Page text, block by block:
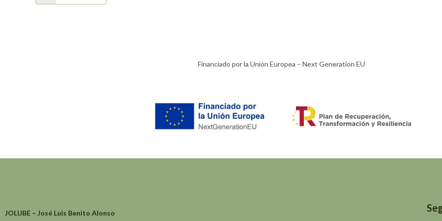
Financiado por la Unión Europea – Next Generation EU​
JOLUBE – José Luis Benito Alonso